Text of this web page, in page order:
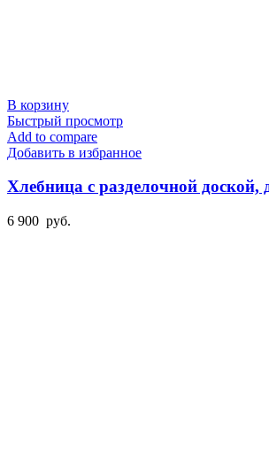
В корзину
Быстрый просмотр
Add to compare
Добавить в избранное
Хлебница с разделочной доской,
6 900 руб.